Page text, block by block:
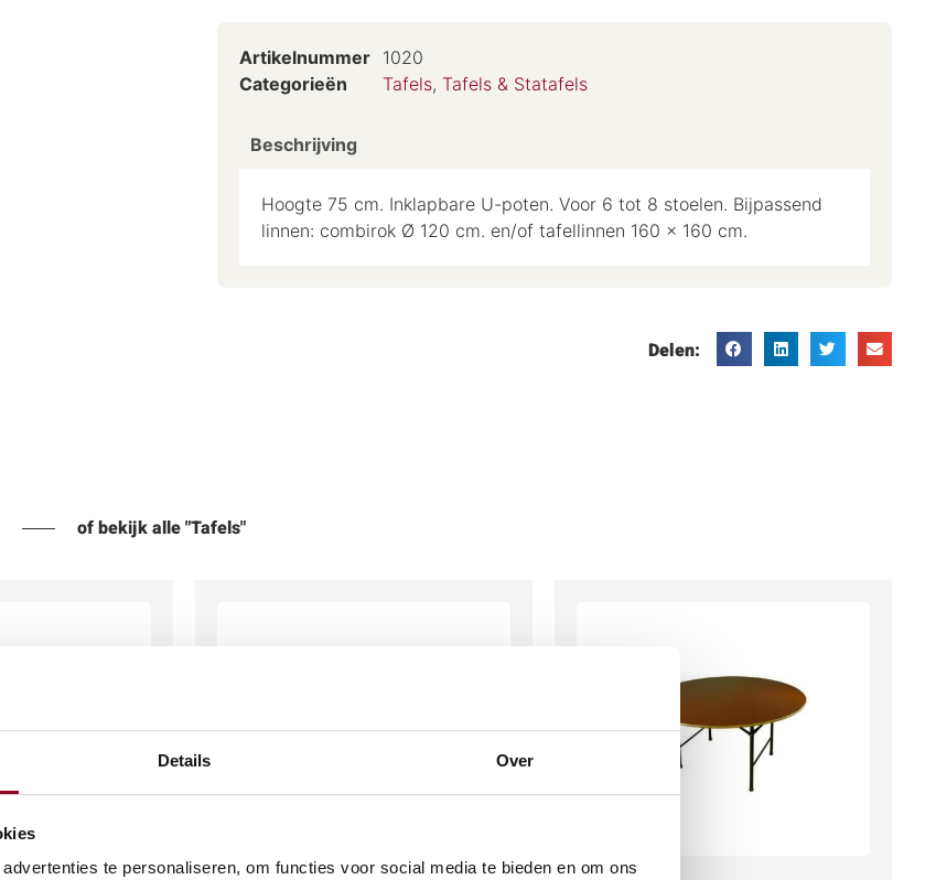
Details Over
te personaliseren, om functies voor social media te bieden en om ons
Artikelnummer 1020
Categorieën
Tafels, Tafels & Statafels
Beschrijving
Hoogte 75 cm. Inklapbare U-poten. Voor 6 tot 8 stoelen. Bijpassend
linnen: combirok Ø 120 cm. en/of tafellinnen 160 x 160 cm.
Delen:
of bekijk alle "Tafels"